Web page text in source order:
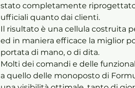
stato completamente
ufficiali quanto dai clienti.
Il risultato è una cellula costruita
ed in maniera efficace la miglior
portata di mano, o di dita.
Molti dei comandi e delle
a quello delle monoposto di